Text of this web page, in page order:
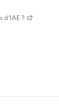
d'IAE ?